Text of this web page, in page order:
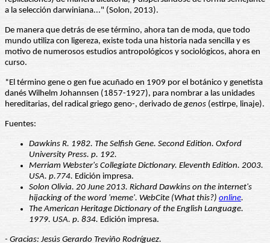
a la selección darwiniana..." (Solon, 2013).
De manera que detrás de ese término, ahora tan de moda, que todo
mundo utiliza con ligereza, existe toda una historia nada sencilla y es
motivo de numerosos estudios antropológicos y sociológicos, ahora en
curso.
*El término gene o gen fue acuñado en 1909 por el botánico y genetista
danés Wilhelm Johannsen (1857-1927), para nombrar a las unidades
hereditarias, del radical griego geno-, derivado degenos (estirpe, linaje).
Fuentes:
Dawkins R. 1982. The Selfish Gene. Second Edition. Oxford
University Press. p. 192.
Merriam Webster's Collegiate Dictionary. Eleventh Edition. 2003.
USA. p.774. Edición impresa.
Solon Olivia. 20 June 2013. Richard Dawkins on the internet's
hijacking of the word 'meme'. WebCite (What this?) online.
The American Heritage Dictionary of the English Language.
1979. USA. p. 834. Edición impresa.
- Gracias: Jesús Gerardo Treviño Rodríguez.